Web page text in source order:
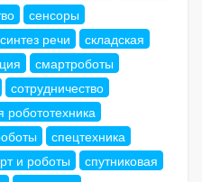
сенсоры
синтез речи
складская
смартроботы
сотрудничество
робототехника
спецтехника
и роботы
спутниковая